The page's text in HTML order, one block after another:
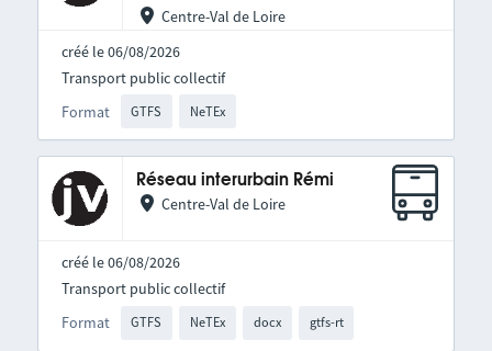
Centre-Val de Loire
créé le 06/08/2026
Format GTFS NeTEx
Transport public collectif
Réseau interurbain Rémi
Centre-Val de Loire
créé le 06/08/2026
Format GTFS NeTEx docx gtfs-rt
Transport public collectif